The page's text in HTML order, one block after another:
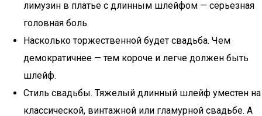
лимузин в платье с длинным шлейфом — серьезная
головная боль.
Насколько торжественной будет свадьба. Чем
демократичнее — тем короче и легче должен быть
шлейф.
Стиль свадьбы. Тяжелый длинный шлейф уместен на
классической, винтажной или гламурной свадьбе. А